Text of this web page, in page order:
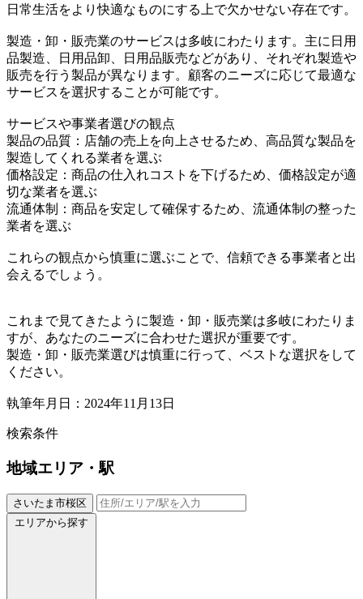
日常生活をより快適なものにする上で欠かせない存在です。
製造・卸・販売業のサービスは多岐にわたります。主に日用
品製造、日用品卸、日用品販売などがあり、それぞれ製造や
販売を行う製品が異なります。顧客のニーズに応じて最適な
サービスを選択することが可能です。
サービスや事業者選びの観点
製品の品質：店舗の売上を向上させるため、高品質な製品を
製造してくれる業者を選ぶ
価格設定：商品の仕入れコストを下げるため、価格設定が適
切な業者を選ぶ
流通体制：商品を安定して確保するため、流通体制の整った
業者を選ぶ
これらの観点から慎重に選ぶことで、信頼できる事業者と出
会えるでしょう。
これまで見てきたように製造・卸・販売業は多岐にわたりま
すが、あなたのニーズに合わせた選択が重要です。
製造・卸・販売業選びは慎重に行って、ベストな選択をして
ください。
執筆年月日：2024年11月13日
検索条件
地域エリア・駅
さいたま市桜区
エリアから探す